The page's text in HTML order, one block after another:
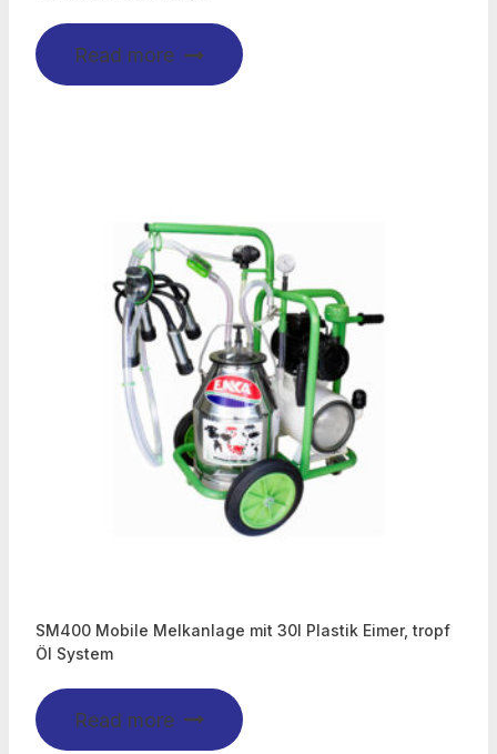
Read more
SM400 Mobile Melkanlage mit 30l Plastik Eimer, tropf
Öl System
Read more